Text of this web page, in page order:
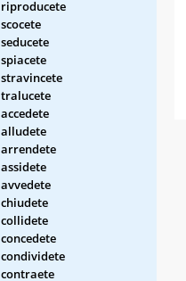
riproducete
scocete
seducete
spiacete
stravincete
tralucete
accedete
alludete
arrendete
assidete
avvedete
chiudete
collidete
concedete
condividete
contraete